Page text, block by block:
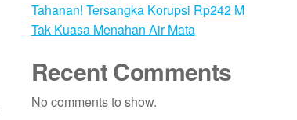
Tahanan! Tersangka Korupsi Rp242 M
Tak Kuasa Menahan Air Mata
Recent Comments
No comments to show.